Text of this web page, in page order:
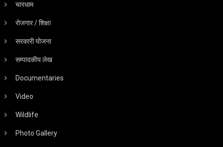
चारधाम
रोजगार / शिक्षा
सरकारी योजना
सम्पादकीय लेख
Documentaries
Video
Wildlife
Photo Gallery